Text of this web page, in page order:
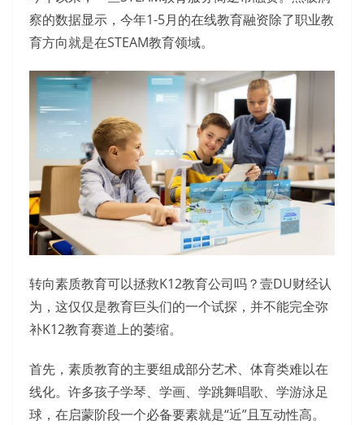
察的数据显示，今年1-5月的在线教育融资除了职业教
育方向就是在STEAM教育领域。
转向素质教育可以拯救K12教育公司吗？壹DU财经认
为，这仅仅是教育巨头们的一个试探，并不能完全弥
补K12教育赛道上的萎缩。
首先，素质教育的主要组成部分艺术、体育类难以在
线化。许多孩子学琴、学画、学跳舞唱歌、学游泳足
球，在启蒙阶段一个必备要素就是“近”且互动性高。